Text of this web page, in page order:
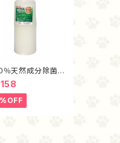
％天然成分除菌消
まもるくん（１L）」